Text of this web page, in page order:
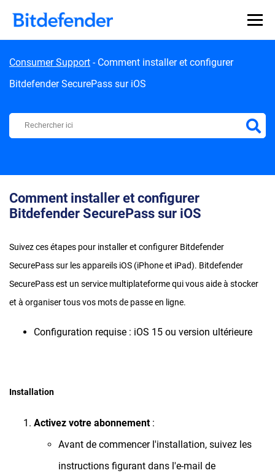
Consumer Support - Comment installer et configurer
Bitdefender SecurePass sur iOS
Centre d'Assistance Bitdefender
Comment installer et configurer
Bitdefender SecurePass sur iOS
Suivez ces étapes pour installer et configurer Bitdefender
SecurePass sur les appareils iOS (iPhone et iPad). Bitdefender
SecurePass est un service multiplateforme qui vous aide à stocker
et à organiser tous vos mots de passe en ligne.
Configuration requise : iOS 15 ou version ultérieure
Installation
Activez votre abonnement :
Avant de commencer l'installation, suivez les
instructions figurant dans l'e-mail de